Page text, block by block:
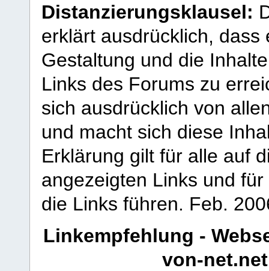
Distanzierungsklausel:
erklärt ausdrücklich,
Gestaltung und die
Links des Forums zu
sich ausdrücklich von
und macht sich diese
Erklärung gilt für alle auf
angezeigten Links und
die Links führen. Feb.
Linkempfehlung -
von-net.net